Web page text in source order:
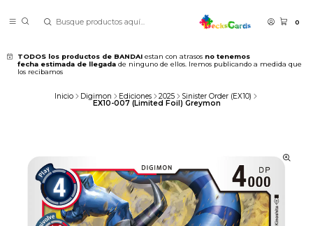
0
TODOS los productos de BANDAI estan con atrasos no tenemos
fecha estimada de llegada de ninguno de ellos. Iremos publicando a medida que
los recibamos
Inicio Digimon Ediciones 2025
Sinister Order (EX10)
EX10-007 (Limited Foil) Greymon